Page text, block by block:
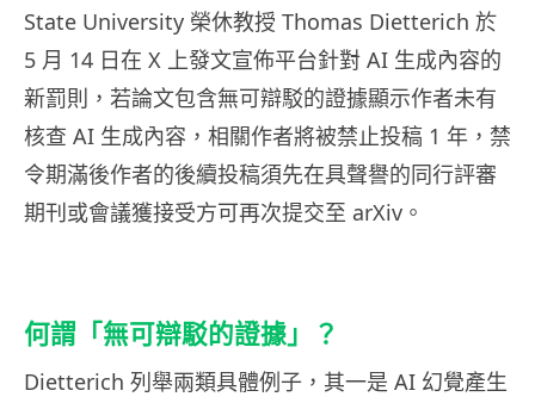
State University 榮休教授 Thomas Dietterich 於
5 月 14 日在 X 上發文宣佈平台針對 AI 生成內容的
新罰則，若論文包含無可辯駁的證據顯示作者未有
核查 AI 生成內容，相關作者將被禁止投稿 1 年，禁
令期滿後作者的後續投稿須先在具聲譽的同行評審
期刊或會議獲接受方可再次提交至 arXiv。
何謂「無可辯駁的證據」？
Dietterich 列舉兩類具體例子，其一是 AI 幻覺產生